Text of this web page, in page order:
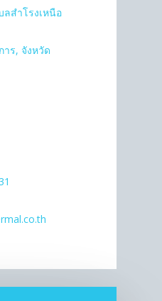
สำโรงเหนือ
าร, จังหวัด